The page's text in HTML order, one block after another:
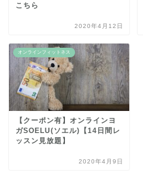
こちら
2020年4月12日
オンラインフィットネス
【クーポン有】オンラインヨ
ガSOELU(ソエル)【14日間レ
ッスン見放題】
2020年4月9日